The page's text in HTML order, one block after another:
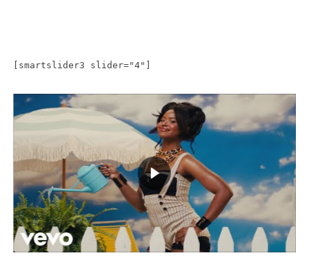
[smartslider3 slider="4"]